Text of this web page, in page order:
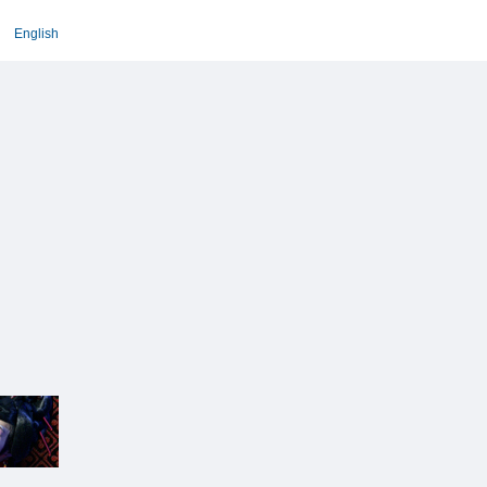
English